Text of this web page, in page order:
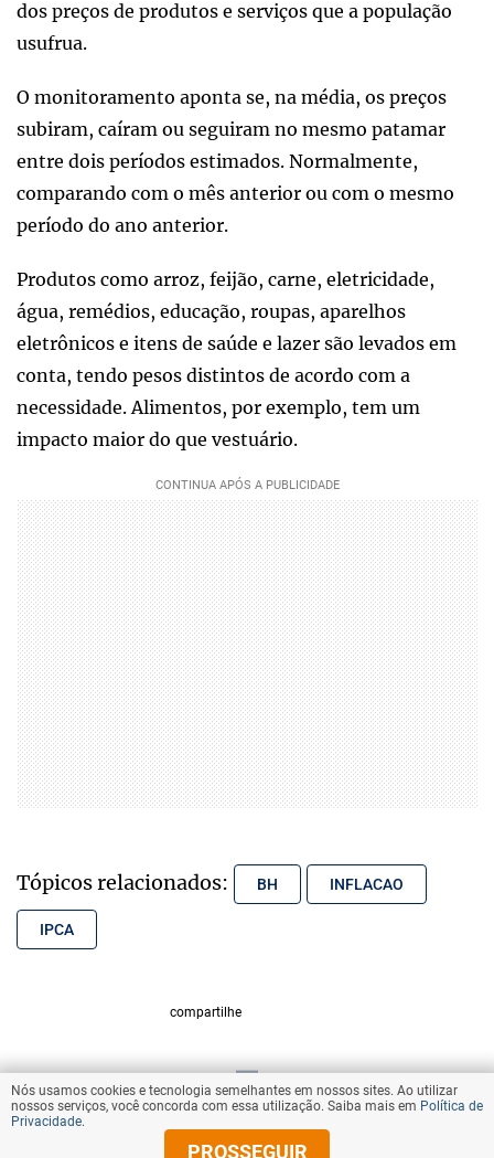
dos preços de produtos e serviços que a população
usufrua.
O monitoramento aponta se, na média, os preços
subiram, caíram ou seguiram no mesmo patamar
entre dois períodos estimados. Normalmente,
comparando com o mês anterior ou com o mesmo
período do ano anterior.
Produtos como arroz, feijão, carne, eletricidade,
água, remédios, educação, roupas, aparelhos
eletrônicos e itens de saúde e lazer são levados em
conta, tendo pesos distintos de acordo com a
necessidade. Alimentos, por exemplo, tem um
impacto maior do que vestuário.
Tópicos relacionados: BH INFLACAO
IPCA
compartilhe
VOLTAR AO TOPO
© Copyright 2025 Diários Associados
Nós usamos cookies e tecnologia semelhantes em nossos sites. Ao utilizar
nossos serviços, você concorda com essa utilização. Saiba mais em Política de
Privacidade.
PROSSEGUIR